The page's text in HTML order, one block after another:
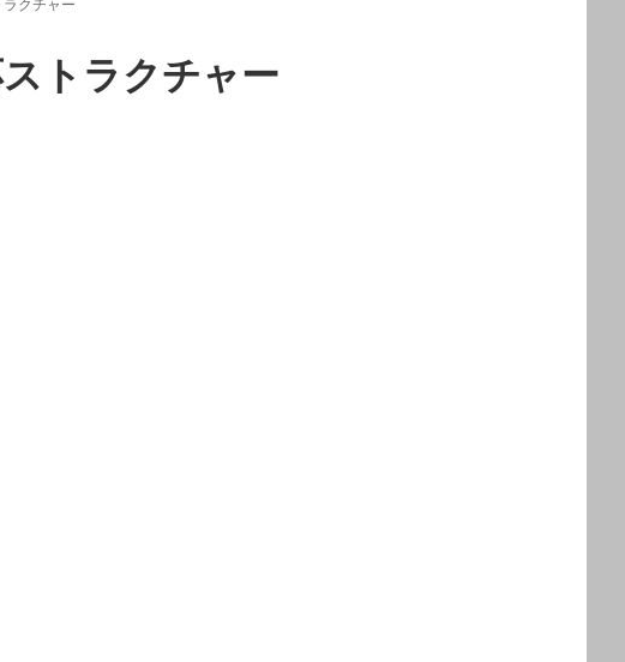
クチャー
トラクチャー